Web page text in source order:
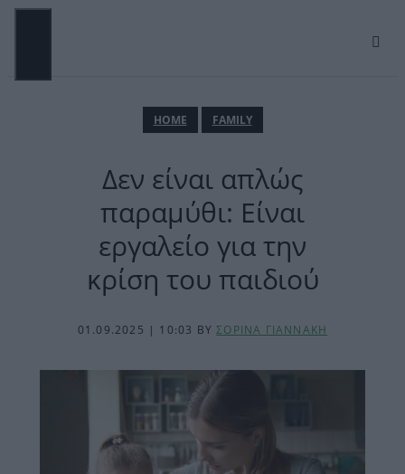
Μετάβαση
ΗΟΜΕ FAMILY
Δεν είναι απλώς
παραμύθι: Είναι
εργαλείο για την
κρίση του παιδιού
01.09.2025 | 10:03 BYΣΟΡΙΝΑ ΓΙΑΝΝΑΚΗ